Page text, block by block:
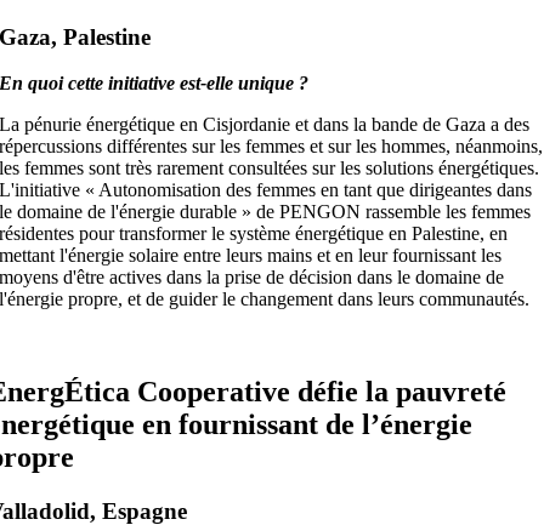
Gaza, Palestine
En quoi cette initiative est-elle unique ?
La pénurie énergétique en Cisjordanie et dans la bande de Gaza a des
répercussions différentes sur les femmes et sur les hommes, néanmoins,
les femmes sont très rarement consultées sur les solutions énergétiques.
L'initiative « Autonomisation des femmes en tant que dirigeantes dans
le domaine de l'énergie durable » de PENGON rassemble les femmes
résidentes pour transformer le système énergétique en Palestine, en
mettant l'énergie solaire entre leurs mains et en leur fournissant les
moyens d'être actives dans la prise de décision dans le domaine de
l'énergie propre, et de guider le changement dans leurs communautés.
Cooperative défie la pauvreté
en fournissant de l’énergie
Espagne